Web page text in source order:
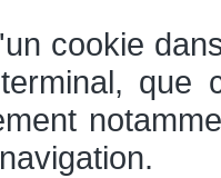
cookie
que